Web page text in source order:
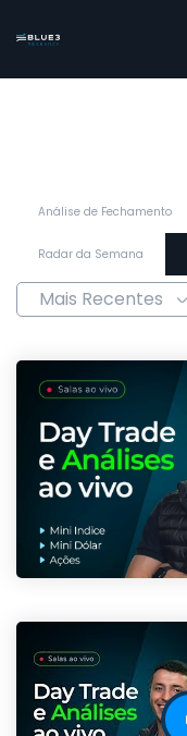
Análise de Fechamento
Radar da Semana